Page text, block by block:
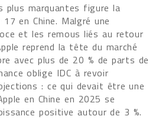
plus marquantes figure la
17 en Chine. Malgré une
et les remous liés au retour
reprend la tête du marché
avec plus de 20 % de parts de
oblige IDC à revoir
: ce qui devait être une
en Chine en 2025 se
positive autour de 3 %.